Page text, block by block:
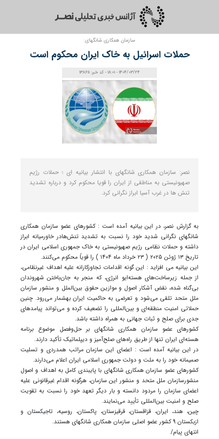
سازمان همکاری شانگهای:
حملات اسرائیل به خاک ایران محکوم است
1404/03/24 - 18:01 - کد خبر: 138611
نصر: سازمان همکاری شانگهای با انتشار بیانیه ای ؛ حملات رژیم
صهیونیستی به مناطقی از ایران را قویا محکوم کرد و درباره تشدید
تنش ها در غرب آسیا ابراز نگرانی کرد.
به گزارش نصر، در این بیانیه آمده است : کشورهای عضو سازمان همکاری
شانگهای نگرانی شدید خود را نسبت به تشدید تنش‌هادر خاورمیانه ابراز
داشته و حملات نظامی رژیم صهیونیستی به خاک جمهوری اسلامی ایران در
تاریخ ۱۳ ژوئن ۲۰۲۵ ( ۲۳ خرداد ماه ۱۴۰۴ ) را قویاً محکوم می‌کنند.
این بیانیه می افزاید : این گونه اقدامات تجاوزکارانه علیه اهداف غیرنظامی،
از جمله زیرساخت‌های هسته‌ایو انرژی، که منجر به جان‌باختن شهروندان
بی‌گناه شده، نقض آشکار اصول و موازین حقوق بین‌الملل و منشور سازمان
ملل متحد تلقی می‌شود و تعرضی به حاکمیت ایران بهشمار می‌رود. چنین
حملاتی امنیت منطقه‌ای و بین‌المللی را تضعیف کرده و می‌تواند پیامدهای
جدی برای صلح و ثبات جهانی به همراه داشته باشد.
کشورهای عضو سازمان همکاری شانگهای بر حل‌وفصل موضوع برنامه
هسته‌ای ایران تنها از طریق راه‌های صلح‌آمیز و دیپلماتیک تأکید دارند.
در این بیانیه آمده است : اعضای این سازمان مراتب همدردی و تسلیت
صمیمانه خود را به ملت و دولت جمهوری اسلامی ایران اعلام می‌دارند.
کشورهای عضو سازمان همکاری شانگهای با پایبندی کامل به اهداف و اصول
منشورسازمان ملل متحد و منشور این سازمان، هرگونه اقدام غیرقانونی علیه
اعضای سازمان را مردود دانسته و بار دیگر تعهد خود را نسبت به تقویت
صلح و امنیت بین‌المللی تأیید می‌نمایند.
چین، هند، ایران، قزاقستان، قرقیزستان، پاکستان، روسیه، تاجیکستان و
ازبکستان 9 کشور عضو اصلی سازمان همکاری شانگهای هستند.
انتهای پیام/